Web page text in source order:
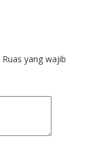
Ruas yang wajib